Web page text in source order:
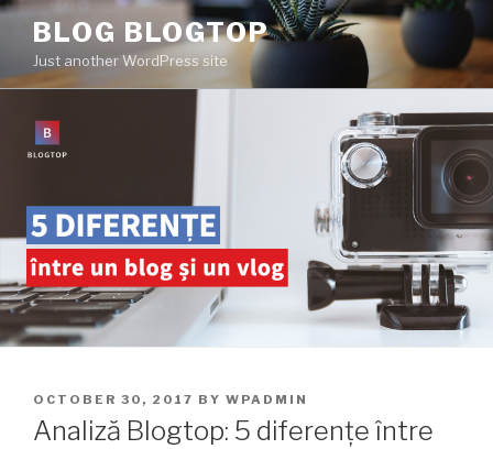
Skip
content
BLOG BLOGTOP
Just another WordPress site
POSTED
ON
OCTOBER 30, 2017 BY WPADMIN
Analiză Blogtop: 5 diferențe între